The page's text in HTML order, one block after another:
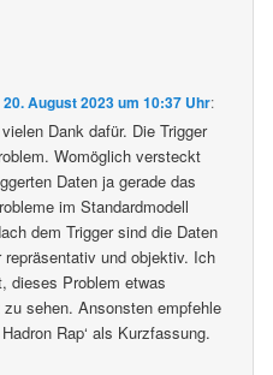
20. August 2023 um 10:37 Uhr:
Dank dafür. Die Trigger
Womöglich versteckt
Daten ja gerade das
im Standardmodell
dem Trigger sind die Daten
und objektiv. Ich
dieses Problem etwas
sehen. Ansonsten empfehle
Rap‘ als Kurzfassung.